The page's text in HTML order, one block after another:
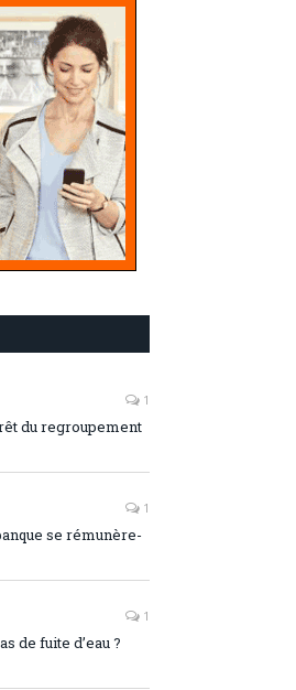
1
du regroupement
1
se rémunère-
1
de fuite d’eau ?